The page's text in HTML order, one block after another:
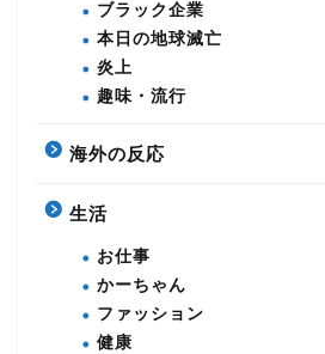
ブラック企業
本日の地球滅亡
炎上
趣味・流行
海外の反応
生活
お仕事
かーちゃん
ファッション
健康